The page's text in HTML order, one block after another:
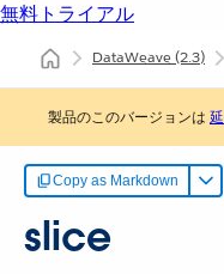
無料トライアル
DataWeave(2.3)
製品のこのバージョンは
Copy as Markdown
slice